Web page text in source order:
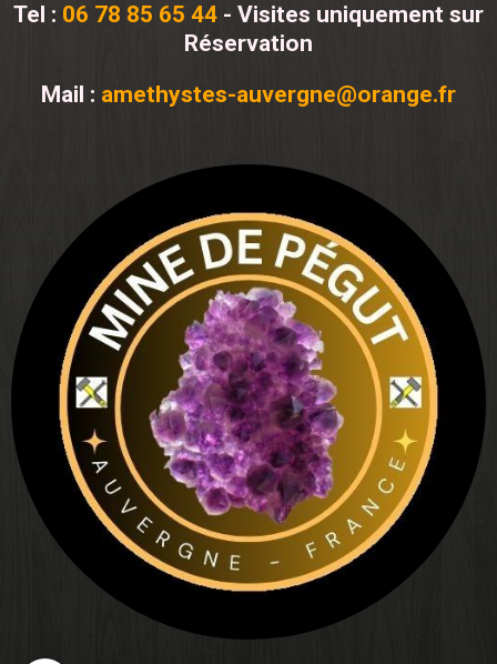
Tel : 06 78 85 65 44 - Visites uniquement sur
Réservation
Mail : amethystes-auvergne@orange.fr